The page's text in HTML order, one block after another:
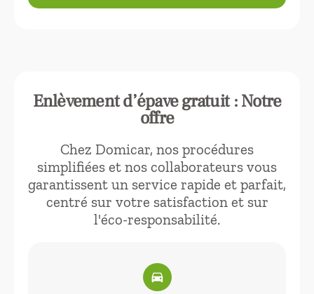
Enlèvement d’épave gratuit : Notre
offre
Chez Domicar, nos procédures
simplifiées et nos collaborateurs vous
garantissent un service rapide et parfait,
centré sur votre satisfaction et sur
l'éco-responsabilité.
directions_car